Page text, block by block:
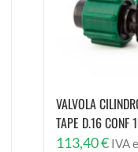
VALVOLA
TAPE D.16 CONF
113,40€ IVA